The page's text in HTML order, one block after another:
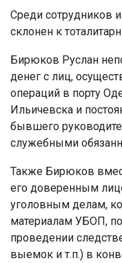
Среди сотрудников
склонен к
Бирюков Руслан
денег с лиц,
операций в порту
Ильичевска и
бывшего
служебными
Также Бирюков
его доверенным
уголовным делам,
материалам УБОП,
проведении
выемок и т.п.) в